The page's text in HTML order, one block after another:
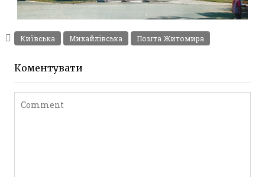
ПОЛІТИЧНА АГІТАЦІЯ В ЖИТОМИРІ 1981
Фото Житомир (1980-
1990)
Київська Михайлівська Пошта Житомира
Коментувати